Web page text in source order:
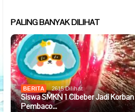
PALING BANYAK DILIHAT
BERITA 2615 Dilihat
Siswa SMKN 1 Cibeber Jadi Korban
Pembaco…